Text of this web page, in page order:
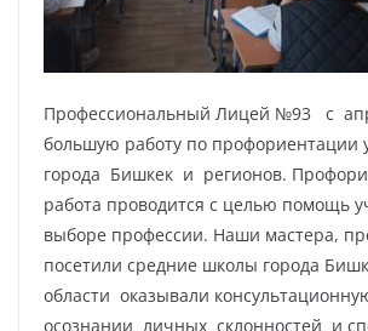
Профессиональный Лицей №93 с
большую работу по профориентации
города Бишкек и регионов.
работа проводится с целью помощь
выборе профессии. Наши мастера,
посетили средние школы города
области оказывали
осознании личных склонностей и